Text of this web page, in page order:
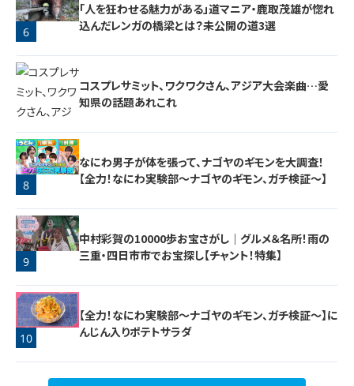
6
「人を狂わせる魅力がある」道マニア・鹿取茂雄が惚れ
込んだレンガの橋梁とは？未公開の道3選
7
コスプレサミット、ワクワクさん、アジア大会楽曲…愛
知県の話題あれこれ
8
なにわ男子が体を張って、ナゴヤのギモンを大調査！
【全力！なにわ実験部～ナゴヤのギモン、ガチ検証～】
9
中村彩賀の10000歩お宝さがし｜グルメ＆名所！雨の
三重・四日市市でお宝探し【チャント！特集】
10
【全力！なにわ実験部～ナゴヤのギモン、ガチ検証～】に
んじん入りポテトサラダ